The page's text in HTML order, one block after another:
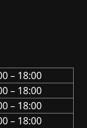
– 18:00
– 18:00
– 18:00
– 18:00